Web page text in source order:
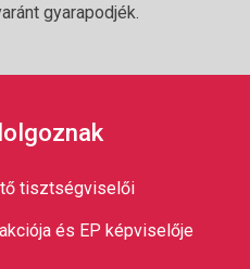
gyarapodjék.
tisztségviselői
és EP képviselője